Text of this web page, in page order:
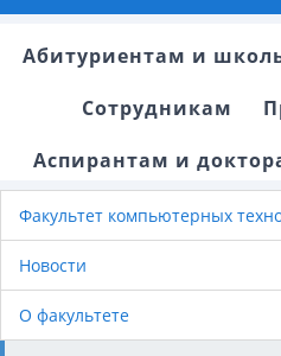
Абитуриентам и
Сотрудникам
Аспирантам и
Факультет компьютерных
Новости
О факультете